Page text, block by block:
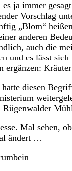
es ja immer
Vorschlag
„Blom“
anderen
auch die
und es lässt
ergänzen:
diesen
Rügenwalder
Mal sehen,
ändert …